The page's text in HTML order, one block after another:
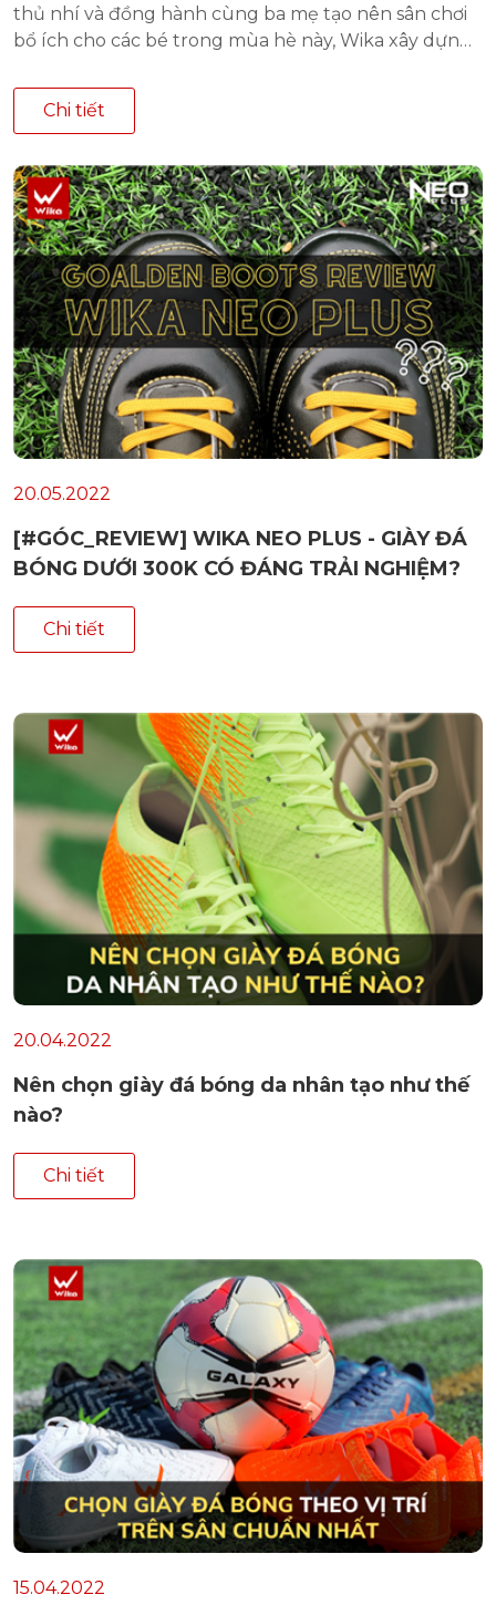
thủ nhí và đồng hành cùng ba mẹ tạo nên sân chơi
bổ ích cho các bé trong mùa hè này, Wika xây dựng
combo bùng nổ.
Chi tiết
20.05.2022
[#GÓC_REVIEW] WIKA NEO PLUS - GIÀY ĐÁ
BÓNG DƯỚI 300K CÓ ĐÁNG TRẢI NGHIỆM?
Chi tiết
20.04.2022
Nên chọn giày đá bóng da nhân tạo như thế
nào?
Chi tiết
15.04.2022